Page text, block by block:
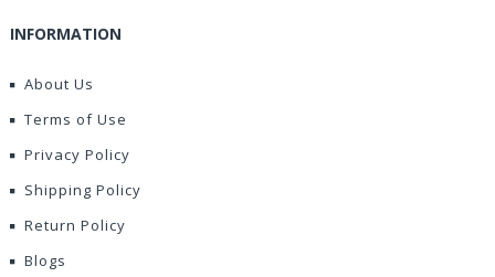
INFORMATION
About Us
Terms of Use
Privacy Policy
Shipping Policy
Return Policy
Blogs